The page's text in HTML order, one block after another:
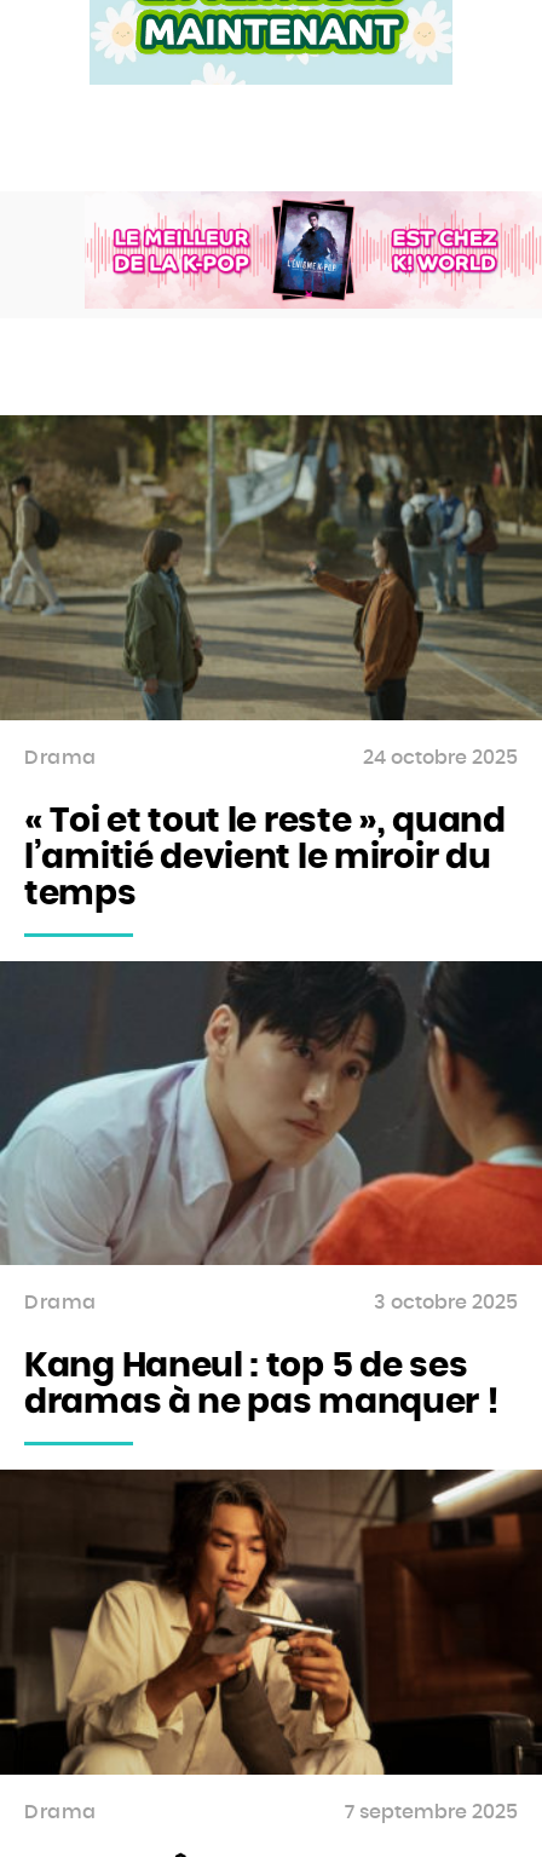
Drama
« Toi et tout le reste », quand
l’amitié devient le miroir du
temps
24 octobre 2025
Drama
Kang Haneul : top 5 de ses
dramas à ne pas manquer !
3 octobre 2025
Drama 7 septembre 2025